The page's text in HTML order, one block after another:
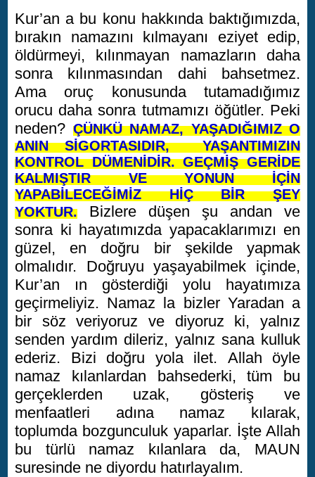
Kur’an a bu konu hakkında baktığımızda,
bırakın namazını kılmayanı eziyet edip,
öldürmeyi, kılınmayan namazların daha
sonra kılınmasından dahi bahsetmez.
Ama oruç konusunda tutamadığımız
orucu daha sonra tutmamızı öğütler. Peki
neden? ÇÜNKÜ NAMAZ, YAŞADIĞIMIZ O
ANIN SİGORTASIDIR, YAŞANTIMIZIN
KONTROL DÜMENİDİR. GEÇMİŞ GERİDE
KALMIŞTIR VE YONUN İÇİN
YAPABİLECEĞİMİZ HİÇ BİR ŞEY
YOKTUR. Bizlere düşen şu andan ve
sonra ki hayatımızda yapacaklarımızı en
güzel, en doğru bir şekilde yapmak
olmalıdır. Doğruyu yaşayabilmek içinde,
Kur’an ın gösterdiği yolu hayatımıza
geçirmeliyiz. Namaz la bizler Yaradan a
bir söz veriyoruz ve diyoruz ki, yalnız
senden yardım dileriz, yalnız sana kulluk
ederiz. Bizi doğru yola ilet. Allah öyle
namaz kılanlardan bahsederki, tüm bu
gerçeklerden uzak, gösteriş ve
menfaatleri adına namaz kılarak,
toplumda bozgunculuk yaparlar. İşte Allah
bu türlü namaz kılanlara da, MAUN
suresinde ne diyordu hatırlayalım.